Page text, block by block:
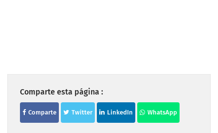
Comparte esta página :
Comparte Twitter LinkedIn WhatsApp